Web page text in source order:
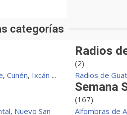
categorías
,Cunén, Ixcán ...
, Nuevo San
Radios
(2)
Radios de
Semana
(167)
Alfombras de